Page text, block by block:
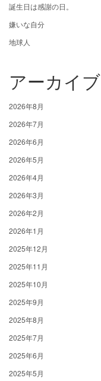
誕生日は感謝の日。
嫌いな自分
地球人
アーカイブ
2026年8月
2026年7月
2026年6月
2026年5月
2026年4月
2026年3月
2026年2月
2026年1月
2025年12月
2025年11月
2025年10月
2025年9月
2025年8月
2025年7月
2025年6月
2025年5月